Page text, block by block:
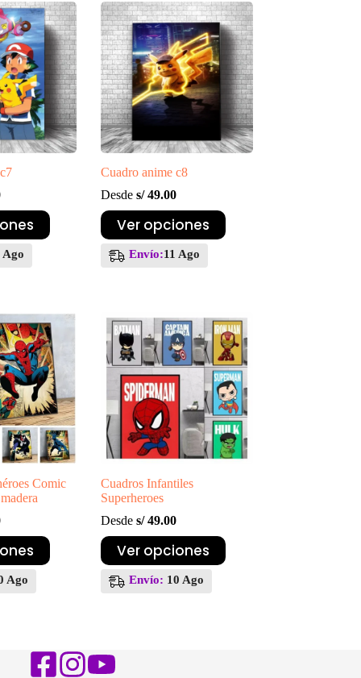
se
pueden
elegir
en
la
página
de
producto
Ago
Cuadro anime c8
Desdes/49.00
Ver opciones
Este
producto
múltiples
se
pueden
elegir
en
página
producto
Envío:11 Ago
Comic
Ago
Cuadros Infantiles
Superheroes
Desdes/49.00
Ver opciones
Este
producto
múltiples
pueden
elegir
Envío: 10 Ago